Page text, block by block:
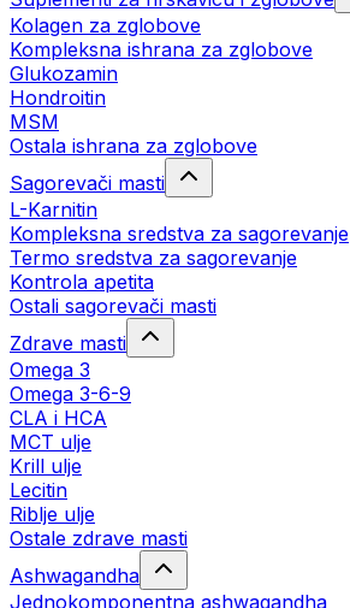
Kolagen za zglobove
Kompleksna ishrana za zglobove
Glukozamin
Hondroitin
MSM
Ostala ishrana za zglobove
Sagorevači masti
L-Karnitin
Kompleksna sredstva za sagorevanje
Termo sredstva za sagorevanje
Kontrola apetita
Ostali sagorevači masti
Zdrave masti
Omega 3
Omega 3-6-9
CLA i HCA
MCT ulje
Krill ulje
Lecitin
Riblje ulje
Ostale zdrave masti
Ashwagandha
Jednokomponentna ashwagandha